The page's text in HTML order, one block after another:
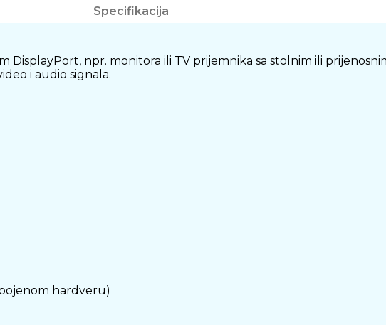
Specifikacija
npr. monitora ili TV prijemnika sa stolnim ili
i audio signala.
hardveru)